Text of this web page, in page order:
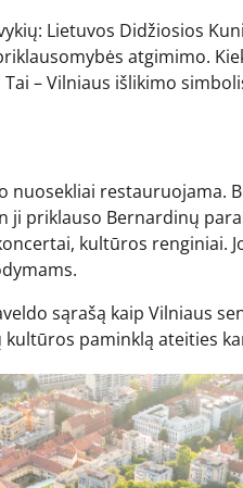
Lietuvos Didžiosios
atgimimo.
– Vilniaus išlikimo
nuosekliai restauruojama.
priklauso Bernardinų
kultūros renginiai.
sąrašą kaip Vilniaus
paminklą ateities